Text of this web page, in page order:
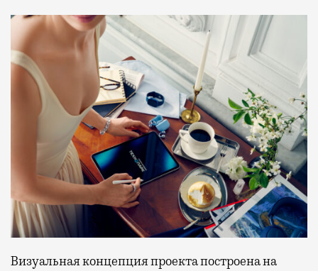
Визуальная концепция проекта построена на